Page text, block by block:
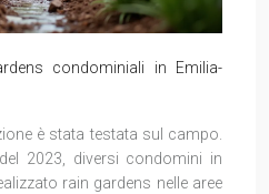
condominiali in Emilia-
è stata testata sul campo.
2023, diversi condomini in
rain gardens nelle aree